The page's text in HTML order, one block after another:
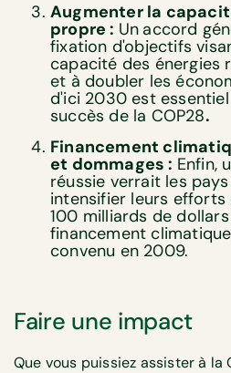
Augmenter la
propre : Un accord
fixation d'objectifs
capacité des énergies
et à doubler les
d'ici 2030 est
succès de la COP28.
Financement
et dommages : Enfin,
réussie verrait les
intensifier leurs
100 milliards de
financement
convenu en 2009.
Faire une impact
Que vous puissiez assister à la